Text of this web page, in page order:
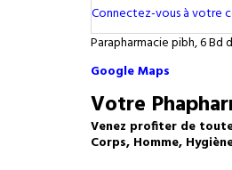
Connectez-vous à votre
Parapharmacie pibh, 6 Bd
Google Maps
Votre
Venez profiter de
Corps, Homme,